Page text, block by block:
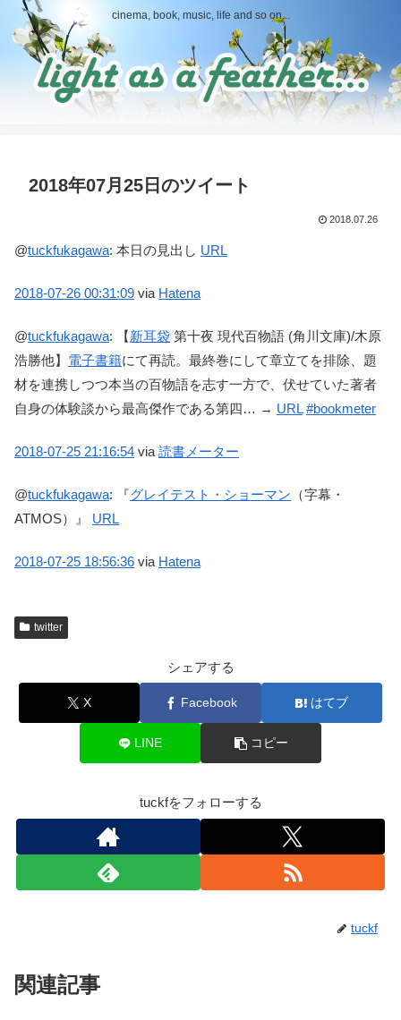
cinema, book, music, life and so on...
2018年07月25日のツイート
2018.07.26
@tuckfukagawa: 本日の見出し URL
2018-07-26 00:31:09 via Hatena
@tuckfukagawa: 【新耳袋 第十夜 現代百物語 (角川文庫)/木原
浩勝他】 電子書籍にて再読。最終巻にして章立てを排除、題
材を連携しつつ本当の百物語を志す一方で、伏せていた著者
自身の体験談から最高傑作である第四… → URL #bookmeter
2018-07-25 21:16:54 via 読書メーター
@tuckfukagawa: 『グレイテスト・ショーマン （字幕・
ATMOS）』 URL
2018-07-25 18:56:36 via Hatena
twitter
シェアする
X Facebook はてブ
LINE コピー
tuckfをフォローする
tuckf
関連記事